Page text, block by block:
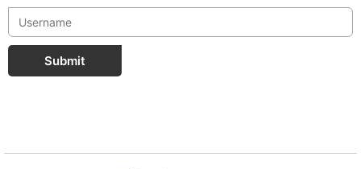
Submit